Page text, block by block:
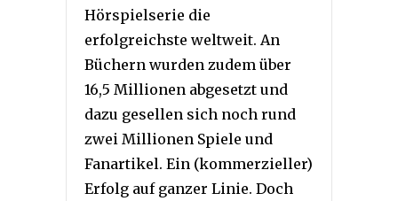
Hörspielserie die
erfolgreichste weltweit. An
Büchern wurden zudem über
16,5 Millionen abgesetzt und
dazu gesellen sich noch rund
zwei Millionen Spiele und
Fanartikel. Ein (kommerzieller)
Erfolg auf ganzer Linie. Doch